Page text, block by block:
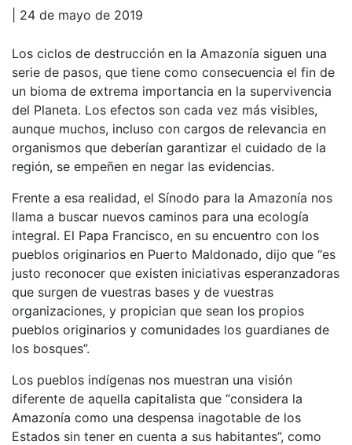
| 24 de mayo de 2019
Los ciclos de destrucción en la Amazonía siguen una
serie de pasos, que tiene como consecuencia el fin de
un bioma de extrema importancia en la supervivencia
del Planeta. Los efectos son cada vez más visibles,
aunque muchos, incluso con cargos de relevancia en
organismos que deberían garantizar el cuidado de la
región, se empeñen en negar las evidencias.
Frente a esa realidad, el Sínodo para la Amazonía nos
llama a buscar nuevos caminos para una ecología
integral. El Papa Francisco, en su encuentro con los
pueblos originarios en Puerto Maldonado, dijo que “es
justo reconocer que existen iniciativas esperanzadoras
que surgen de vuestras bases y de vuestras
organizaciones, y propician que sean los propios
pueblos originarios y comunidades los guardianes de
los bosques”.
Los pueblos indígenas nos muestran una visión
diferente de aquella capitalista que “considera la
Amazonía como una despensa inagotable de los
Estados sin tener en cuenta a sus habitantes”, como